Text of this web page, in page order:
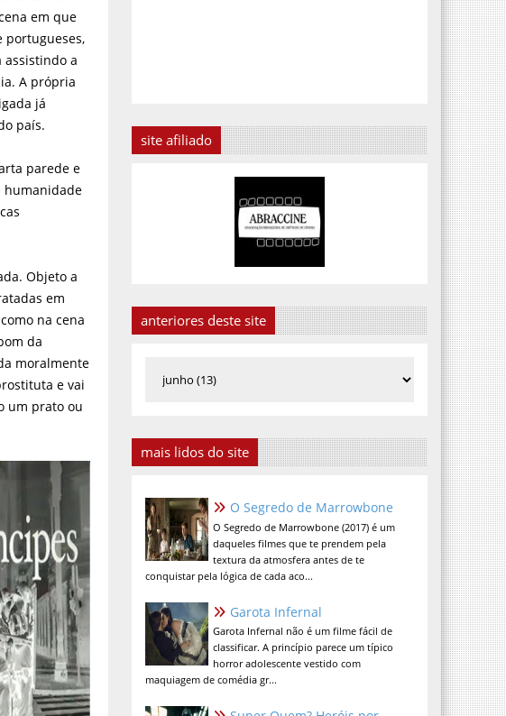
em que
portugueses,
assistindo a
A própria
já
país.
parede e
humanidade
Objeto a
em
na cena
da
moralmente
e vai
um prato ou
site afiliado
anteriores deste site
mais lidos do site
O Segredo de Marrowbone
O Segredo de Marrowbone (2017) é um
daqueles filmes que te prendem pela
textura da atmosfera antes de te
conquistar pela lógica de cada aco...
Garota Infernal
Garota Infernal não é um filme fácil de
classificar. A princípio parece um típico
horror adolescente vestido com
maquiagem de comédia gr...